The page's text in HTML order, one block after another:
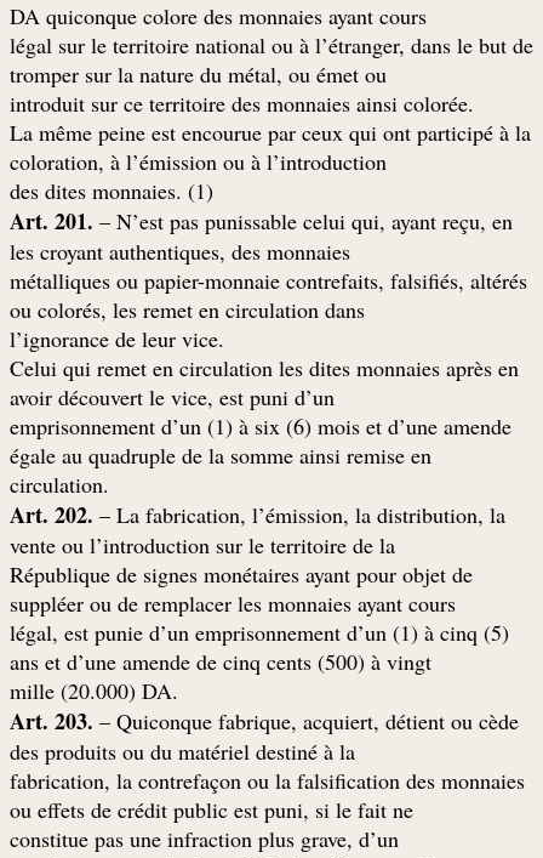
DA quiconque colore des monnaies ayant cours
légal sur le territoire national ou à l’étranger, dans le but de
tromper sur la nature du métal, ou émet ou
.introduit sur ce territoire des monnaies ainsi colorée
La même peine est encourue par ceux qui ont participé à la
coloration, à l’émission ou à l’introduction
(des dites monnaies. (1
Art. 201. – N’est pas punissable celui qui, ayant reçu, en
les croyant authentiques, des monnaies
métalliques ou papier-monnaie contrefaits, falsifiés, altérés
ou colorés, les remet en circulation dans
.l’ignorance de leur vice
Celui qui remet en circulation les dites monnaies après en
avoir découvert le vice, est puni d’un
emprisonnement d’un (1) à six (6) mois et d’une amende
égale au quadruple de la somme ainsi remise en
.circulation
Art. 202. – La fabrication, l’émission, la distribution, la
vente ou l’introduction sur le territoire de la
République de signes monétaires ayant pour objet de
suppléer ou de remplacer les monnaies ayant cours
légal, est punie d’un emprisonnement d’un (1) à cinq (5)
ans et d’une amende de cinq cents (500) à vingt
.mille (20.000) DA
Art. 203. – Quiconque fabrique, acquiert, détient ou cède
des produits ou du matériel destiné à la
fabrication, la contrefaçon ou la falsification des monnaies
ou effets de crédit public est puni, si le fait ne
constitue pas une infraction plus grave, d’un